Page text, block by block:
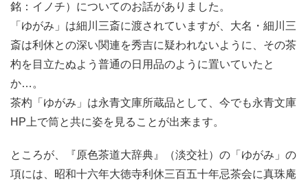
銘：イノチ）についてのお話がありました。
「ゆがみ」は細川三斎に渡されていますが、大名・細川三
斎は利休との深い関連を秀吉に疑われないように、その茶
杓を目立たぬよう普通の日用品のように置いていたと
か…。
茶杓「ゆがみ」は永青文庫所蔵品として、今でも永青文庫
HP上で筒と共に姿を見ることが出来ます。
ところが、『原色茶道大辞典』（淡交社）の「ゆがみ」の
項には、昭和十六年大徳寺利休三百五十年忌茶会に真珠庵